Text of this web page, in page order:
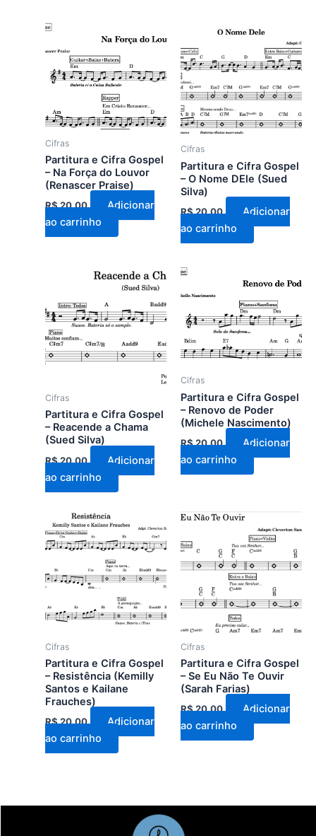
Cifras
Partitura e Cifra Gospel
– Na Força do Louvor
(Renascer Praise)
R$20,00
Adicionar
ao carrinho
Cifras
Partitura e Cifra Gospel
– O Nome DEle (Sued
Silva)
R$20,00
Adicionar
ao carrinho
Cifras
Partitura e Cifra Gospel
– Reacende a Chama
(Sued Silva)
R$20,00
Adicionar
ao carrinho
Cifras
Partitura e Cifra Gospel
– Renovo de Poder
(Michele Nascimento)
R$20,00
Adicionar
ao carrinho
Cifras
Partitura e Cifra Gospel
– Resistência (Kemilly
Santos e Kailane
Frauches)
R$20,00
Adicionar
ao carrinho
Cifras
Partitura e Cifra Gospel
– Se Eu Não Te Ouvir
(Sarah Farias)
R$20,00
Adicionar
ao carrinho